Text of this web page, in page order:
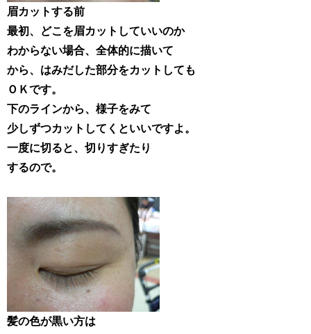
眉カットする前
最初、どこを眉カットしていいのか
わからない場合、全体的に描いて
から、はみだした部分をカットしても
ＯＫです。
下のラインから、様子をみて
少しずつカットしてくといいですよ。
一度に切ると、切りすぎたり
するので。
髪の色が黒い方は